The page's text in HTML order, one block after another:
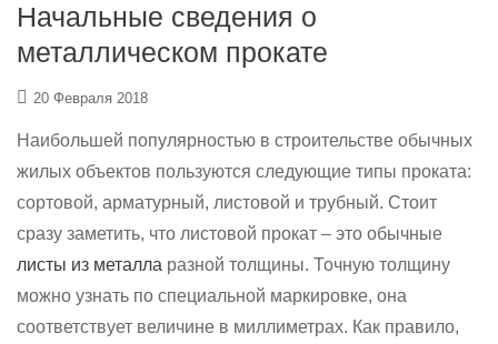
Начальные сведения о
металлическом прокате
20 Февраля 2018
Наибольшей популярностью в строительстве обычных
жилых объектов пользуются следующие типы проката:
сортовой, арматурный, листовой и трубный. Стоит
сразу заметить, что листовой прокат – это обычные
листы из металла разной толщины. Точную толщину
можно узнать по специальной маркировке, она
соответствует величине в миллиметрах. Как правило,